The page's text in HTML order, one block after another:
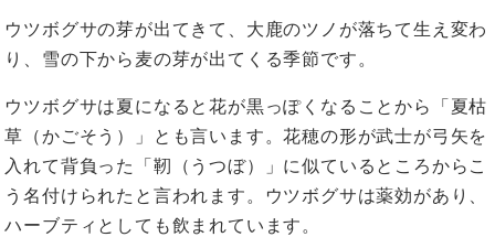
ウツボグサの芽が出てきて、大鹿のツノが落ちて生え変わ
り、雪の下から麦の芽が出てくる季節です。
ウツボグサは夏になると花が黒っぽくなることから「夏枯
草（かごそう）」とも言います。花穂の形が武士が弓矢を
入れて背負った「靭（うつぼ）」に似ているところからこ
う名付けられたと言われます。ウツボグサは薬効があり、
ハーブティとしても飲まれています。